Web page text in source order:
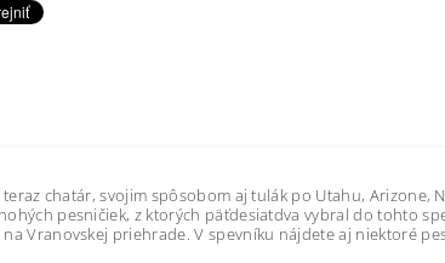
chatár, svojim spôsobom aj tulák po Utahu, Arizone,
pesničiek, z ktorých päťdesiatdva vybral do tohto
Vranovskej priehrade. V spevníku nájdete aj niektoré